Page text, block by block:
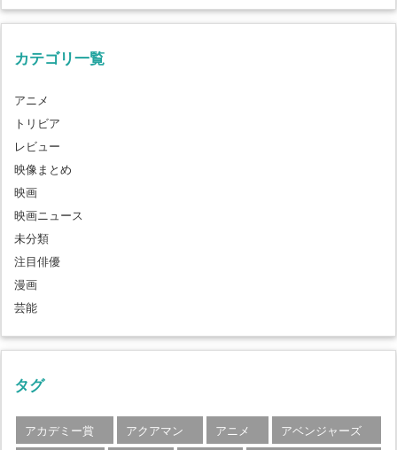
カテゴリ一覧
アニメ
トリビア
レビュー
映像まとめ
映画
映画ニュース
未分類
注目俳優
漫画
芸能
タグ
アカデミー賞 アクアマン アニメ
アベンジャーズ